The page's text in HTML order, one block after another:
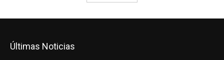
Últimas Noticias